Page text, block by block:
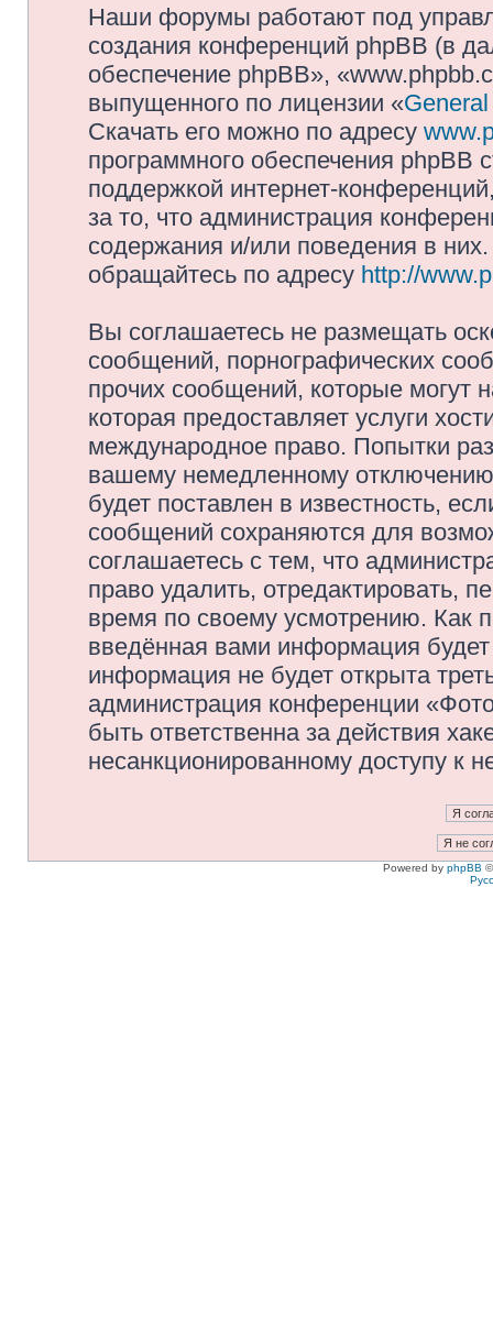
Наши форумы работают под
создания конференций phpBB (в
обеспечение phpBB»,
выпущенного по лицензии «
Скачать его можно по адресу
программного обеспечения phpBB
поддержкой интернет-
за то, что администрация
содержания и/или поведения в
обращайтесь по адресу http://
Вы соглашаетесь не размещать
сообщений, порнографических
прочих сообщений, которые могут
которая предоставляет услуги
международное право. Попытки
вашему немедленному
будет поставлен в известность,
сообщений сохраняются для
соглашаетесь с тем, что
право удалить, отредактировать,
время по своему усмотрению. Как
введённая вами информация
информация не будет открыта
администрация конференции
быть ответственна за действия
несанкционированному доступу к
Powered by phpBB